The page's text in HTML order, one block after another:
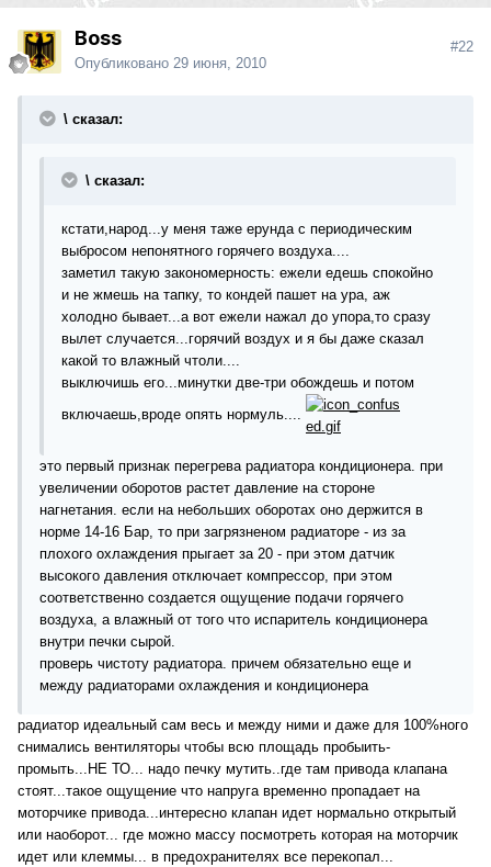
Boss
Опубликовано 29 июня, 2010
#22
\ сказал:
\ сказал:
кстати,народ...у меня таже ерунда с периодическим
выбросом непонятного горячего воздуха....
заметил такую закономерность: ежели едешь спокойно
и не жмешь на тапку, то кондей пашет на ура, аж
холодно бывает...а вот ежели нажал до упора,то сразу
вылет случается...горячий воздух и я бы даже сказал
какой то влажный чтоли....
выключишь его...минутки две-три обождешь и потом
включаешь,вроде опять нормуль....
это первый признак перегрева радиатора кондиционера. при
увеличении оборотов растет давление на стороне
нагнетания. если на небольших оборотах оно держится в
норме 14-16 Бар, то при загрязненом радиаторе - из за
плохого охлаждения прыгает за 20 - при этом датчик
высокого давления отключает компрессор, при этом
соответственно создается ощущение подачи горячего
воздуха, а влажный от того что испаритель кондиционера
внутри печки сырой.
проверь чистоту радиатора. причем обязательно еще и
между радиаторами охлаждения и кондиционера
радиатор идеальный сам весь и между ними и даже для 100%ного
снимались вентиляторы чтобы всю площадь пробыить-
промыть...НЕ ТО... надо печку мутить..где там привода клапана
стоят...такое ощущение что напруга временно пропадает на
моторчике привода...интересно клапан идет нормально открытый
или наоборот... где можно массу посмотреть которая на моторчик
идет или клеммы... в предохранителях все перекопал...